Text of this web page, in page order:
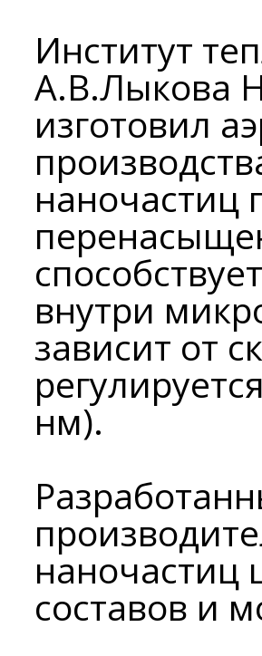
Институт
А.В.Лыкова
изготовил
наночастиц
внутри
зависит от
нм).
наночастиц
составов и